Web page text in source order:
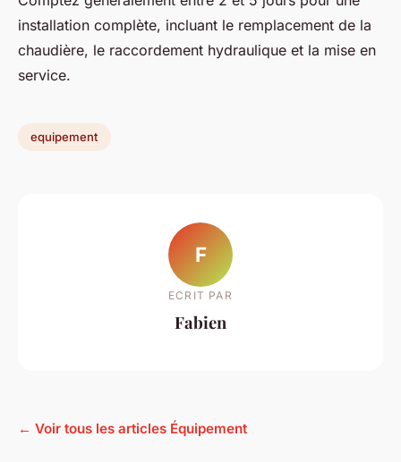
installation complète, incluant le remplacement de la
chaudière, le raccordement hydraulique et la mise en
service.
equipement
F
ECRIT PAR
Fabien
← Voir tous les articles Équipement